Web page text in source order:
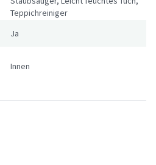
Teppichreiniger
Ja
Innen